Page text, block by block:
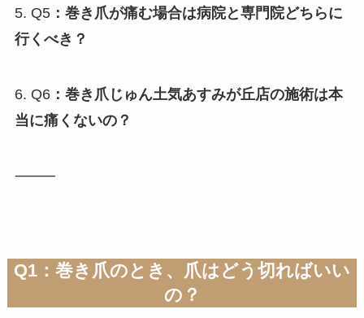
5. Q5：巻き爪が痛む場合は病院と専門院どちらに
行くべき？
6. Q6：巻き爪じゅん土気あすみが丘店の施術は本
当に痛くないの？
⸻
Q1：巻き爪のとき、爪はどう切ればいい
の？